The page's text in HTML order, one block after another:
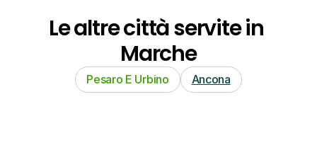
Le altre città servite in
Marche
Pesaro E Urbino Ancona